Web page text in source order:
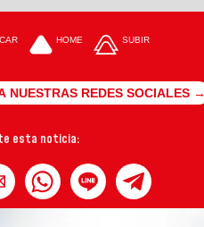
HOME SUBIR
NUESTRAS REDES SOCIALES →
esta noticia: